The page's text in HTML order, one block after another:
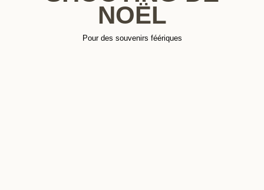
NOËL
Pour des souvenirs féériques